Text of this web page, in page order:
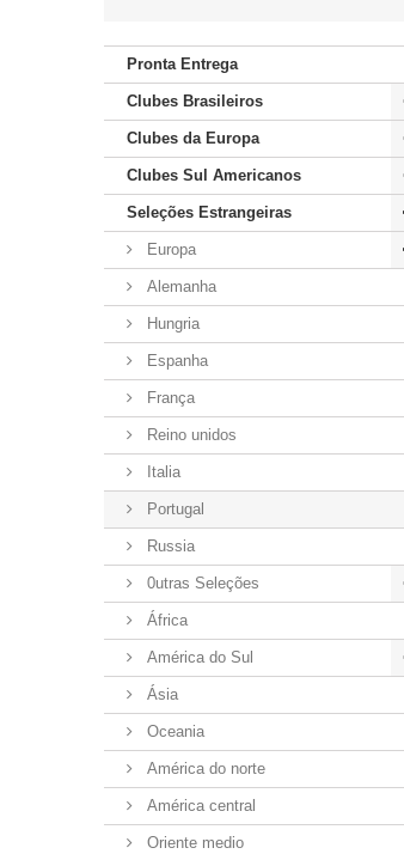
Pronta Entrega
Clubes Brasileiros
Clubes da Europa
Clubes Sul Americanos
Seleções Estrangeiras
Europa
Alemanha
Hungria
Espanha
França
Reino unidos
Italia
Portugal
Russia
0utras Seleções
África
América do Sul
Ásia
Oceania
América do norte
América central
Oriente medio